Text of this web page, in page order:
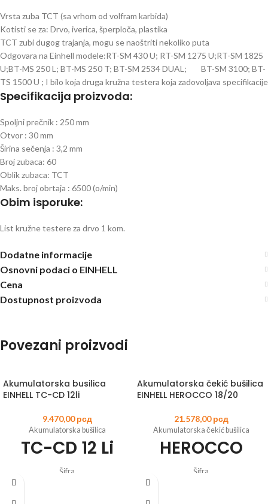
Vrsta zuba TCT (sa vrhom od volfram karbida)
Kotisti se za: Drvo, iverica, šperploča, plastika
TCT zubi dugog trajanja, mogu se naoštriti nekoliko puta
Odgovara na Einhell modele:RT-SM 430 U; RT-SM 1275 U;RT-SM 1825
U;BT-MS 250 L; BT-MS 250 T; BT-SM 2534 DUAL; BT-SM 3100; BT-
TS 1500 U ; I bilo koja druga kružna testera koja zadovoljava specifikacije
Specifikacija proizvoda:
Spoljni prečnik : 250 mm
Otvor : 30 mm
Širina sečenja : 3,2 mm
Broj zubaca: 60
Oblik zubaca: TCT
Maks. broj obrtaja : 6500 (o/min)
Obim isporuke:
List kružne testere za drvo 1 kom.
Dodatne informacije
Osnovni podaci o EINHELL
Cena
Dostupnost proizvoda
Povezani proizvodi
Akumulatorska busilica
EINHELL TC-CD 12li
9.470,00рсд
Akumulatorska bušilica
TC-CD 12 Li
Šifra
artikla:
Akumulatorska čekić bušilica
EINHELL HEROCCO 18/20
21.578,00рсд
Akumulatorska čekić bušilica
HEROCCO
Šifra
artikla: